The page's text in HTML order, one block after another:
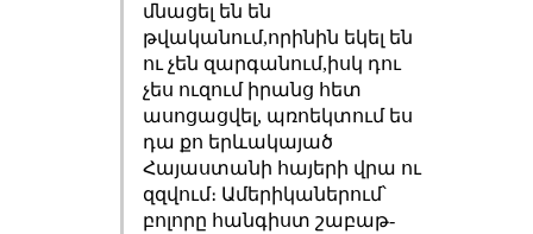
մնացել են են
թվականում,որինին եկել են
ու չեն զարգանում,իսկ դու
չես ուզում իրանց հետ
ասոցացվել, պռոեկտում ես
դա քո երևակայած
Հայաստանի հայերի վրա ու
զզվում։ Ամերիկաներում՝
բոլորը հանգիստ շաբաթ-